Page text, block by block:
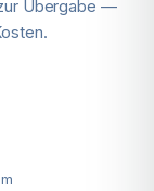
Übergabe —